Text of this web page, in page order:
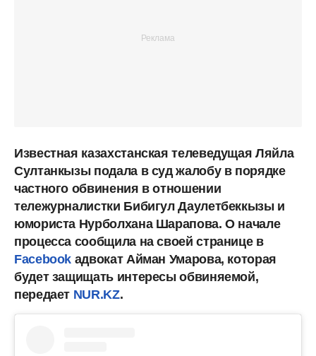
Известная казахстанская телеведущая Ляйла
Султанкызы подала в суд жалобу в порядке
частного обвинения в отношении
тележурналистки Бибигул Даулетбеккызы и
юмориста Нурболхана Шарапова. О начале
процесса сообщила на своей странице в
Facebook адвокат Айман Умарова, которая
будет защищать интересы обвиняемой,
передает NUR.KZ.